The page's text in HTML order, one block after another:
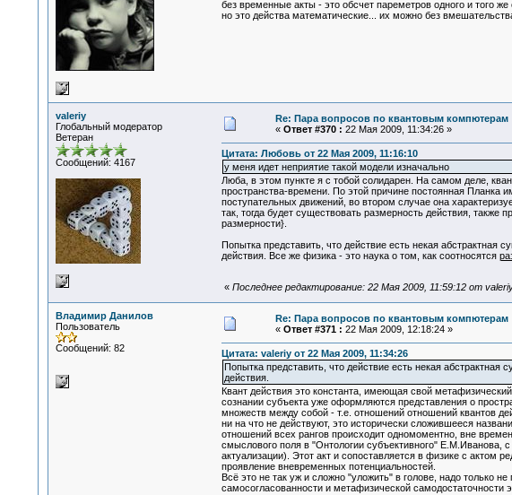
без временные акты - это обсчет пареметров одного и того же
но это действа математические... их можно без
valeriy
Глобальный модератор
Ветеран
Сообщений: 4167
Re: Пара вопросов по квантовым компютерам
« Ответ #370 : 22 Мая 2009, 11:34:26 »
Цитата: Любовь от 22 Мая 2009, 11:16:10
у меня идет неприятие такой модели изначально
Люба, в этом пункте я с тобой солидарен. На самом деле,
пространства-времени. По этой причине постоянная Планка
поступательных движений, во втором случае она
так, тогда будет существовать размерность действия,
размерности}.
Попытка представить, что действие есть некая абстрактная
действия. Все же физика - это наука о том, как соотносятся
« Последнее редактирование: 22 Мая 2009, 11:59:12 от
Владимир Данилов
Пользователь
Сообщений: 82
Re: Пара вопросов по квантовым компютерам
« Ответ #371 : 22 Мая 2009, 12:18:24 »
Цитата: valeriy от 22 Мая 2009, 11:34:26
Попытка представить, что действие есть некая
действия.
Квант действия это константа, имеющая свой
сознании субъекта уже оформляются представления о
множеств между собой - т.е. отношений отношений квантов
ни на что не действуют, это исторически сложившееся
отношений всех рангов происходит одномоментно, вне
смыслового поля в "Онтологии субъективного" Е.М.Иванова,
актуализации). Этот акт и сопоставляется в физике с актом
проявление вневременных потенциальностей.
Всё это не так уж и сложно "уложить" в голове, надо только
самосогласованности и метафизической самодостаточности